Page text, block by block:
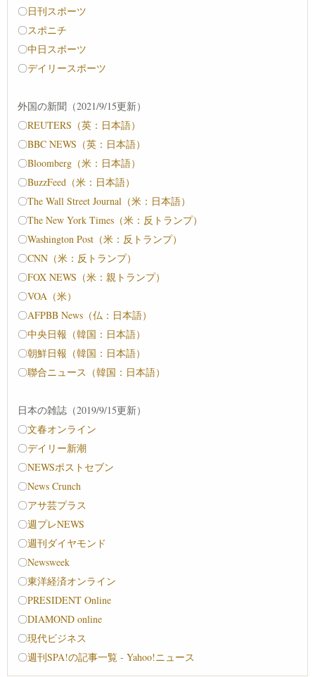
〇日刊スポーツ
〇スポニチ
〇中日スポーツ
〇デイリースポーツ
外国の新聞（2021/9/15更新）
〇REUTERS（英：日本語）
〇BBC NEWS（英：日本語）
〇Bloomberg（米：日本語）
〇BuzzFeed（米：日本語）
〇The Wall Street Journal（米：日本語）
〇The New York Times（米：反トランプ）
〇Washington Post（米：反トランプ）
〇CNN（米：反トランプ）
〇FOX NEWS（米：親トランプ）
〇VOA（米）
〇AFPBB News（仏：日本語）
〇中央日報（韓国：日本語）
〇朝鮮日報（韓国：日本語）
〇聯合ニュース（韓国：日本語）
日本の雑誌（2019/9/15更新）
〇文春オンライン
〇デイリー新潮
〇NEWSポストセブン
〇News Crunch
〇アサ芸プラス
〇週プレNEWS
〇週刊ダイヤモンド
〇Newsweek
〇東洋経済オンライン
〇PRESIDENT Online
〇DIAMOND online
〇現代ビジネス
〇週刊SPA!の記事一覧 - Yahoo!ニュース